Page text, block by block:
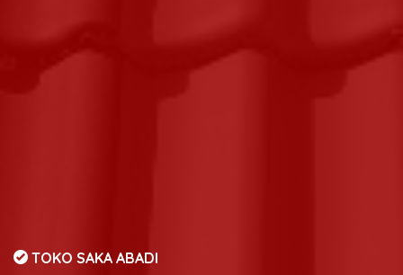
TOKO SAKA ABADI